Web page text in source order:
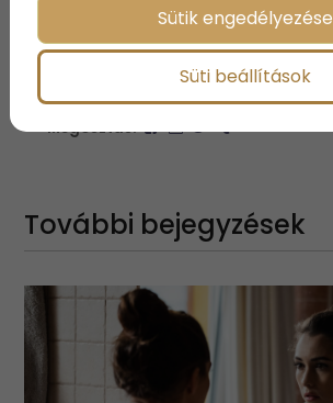
Megosztás:
További bejegyzések
Sütik engedélyezése
Süti beállítások